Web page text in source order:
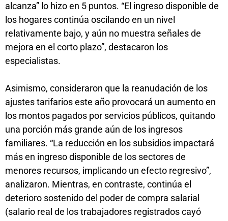
alcanza” lo hizo en 5 puntos. “El ingreso disponible de
los hogares continúa oscilando en un nivel
relativamente bajo, y aún no muestra señales de
mejora en el corto plazo”, destacaron los
especialistas.
Asimismo, consideraron que la reanudación de los
ajustes tarifarios este año provocará un aumento en
los montos pagados por servicios públicos, quitando
una porción más grande aún de los ingresos
familiares. “La reducción en los subsidios impactará
más en ingreso disponible de los sectores de
menores recursos, implicando un efecto regresivo”,
analizaron. Mientras, en contraste, continúa el
deterioro sostenido del poder de compra salarial
(salario real de los trabajadores registrados cayó